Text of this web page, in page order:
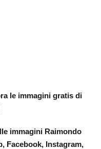
le immagini gratis di
immagini Raimondo
Facebook, Instagram,